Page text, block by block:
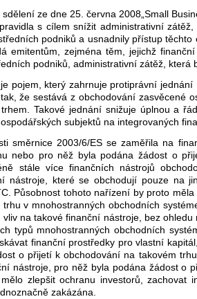
ze dne 25. června 2008„Small
s cílem snížit administrativní
podniků a usnadnily přístup
emitentům, zejména těm, jejichž
podniků, administrativní zátěž, která
pojem, který zahrnuje protiprávní
že sestává z obchodování zasvěcené
Takové jednání snižuje úplnou a
subjektů na integrovaných
směrnice 2003/6/ES se zaměřila na
nebo pro něž byla podána žádost o
stále více finančních nástrojů
nástroje, které se obchodují pouze na
Působnost tohoto nařízení by proto
trhu v mnohostranných obchodních
na takové finanční nástroje, bez
typů mnohostranných obchodních
finanční prostředky pro vlastní
o přijetí k obchodování na takovém
nástroje, pro něž byla podána žádost o
zlepšit ochranu investorů,
zakázána.
-
náhrady